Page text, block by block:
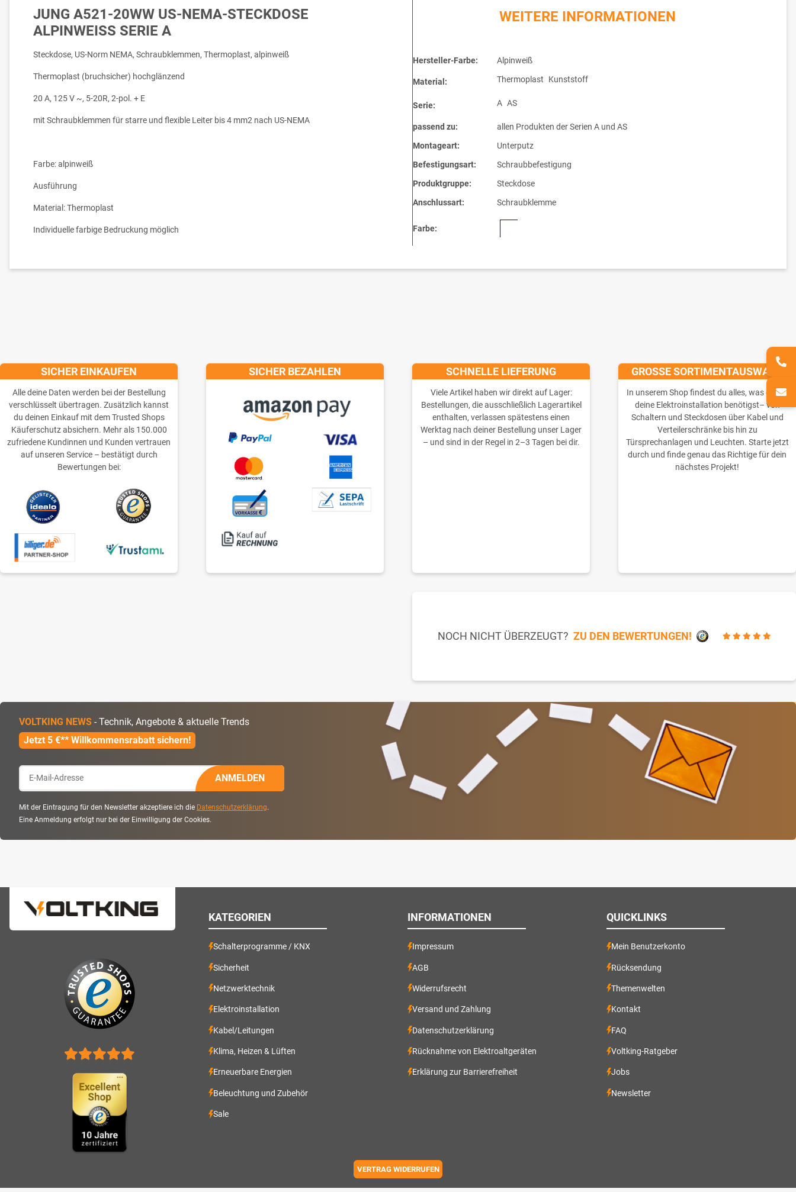
JUNG A521-20WW US-NEMA-STECKDOSE
ALPINWEISS SERIE A
Steckdose, US-Norm NEMA, Schraubklemmen, Thermoplast, alpinweiß
Thermoplast (bruchsicher) hochglänzend
20 A, 125 V ~, 5-20R, 2-pol. + E
mit Schraubklemmen für starre und flexible Leiter bis 4 mm2 nach US-NEMA
Farbe: alpinweiß
Ausführung
Material: Thermoplast
Individuelle farbige Bedruckung möglich
WEITERE INFORMATIONEN
Hersteller-Farbe: Alpinweiß
Material: Thermoplast Kunststoff
Serie: A AS
passend zu:
allen Produkten der Serien A und AS
Montageart:
Unterputz
Befestigungsart:
Schraubbefestigung
Produktgruppe:
Steckdose
Anschlussart:
Schraubklemme
Farbe:
VOLTKING NEWS - Technik, Angebote & aktuelle Trends
Jetzt 5 €** Willkommensrabatt sichern!
ANMELDEN
Mit der Eintragung für den Newsletter akzeptiere ich die Datenschutzerklärung.
Eine Anmeldung erfolgt nur bei der Einwilligung der Cookies.
SICHER EINKAUFEN
Alle deine Daten werden bei der Bestellung
verschlüsselt übertragen. Zusätzlich kannst
du deinen Einkauf mit dem Trusted Shops
Käuferschutz absichern. Mehr als 150.000
zufriedene Kundinnen und Kunden vertrauen
auf unseren Service – bestätigt durch
Bewertungen bei:
SICHER BEZAHLEN SCHNELLE LIEFERUNG
Viele Artikel haben wir direkt auf Lager:
Bestellungen, die ausschließlich Lagerartikel
enthalten, verlassen spätestens einen
Werktag nach deiner Bestellung unser Lager
– und sind in der Regel in 2–3 Tagen bei dir.
GROSSE SORTIMENTAUSWAHL
In unserem Shop findest du alles, was du für
deine Elektroinstallation benötigst– von
Schaltern und Steckdosen über Kabel und
Verteilerschränke bis hin zu
Türsprechanlagen und Leuchten. Starte jetzt
durch und finde genau das Richtige für dein
nächstes Projekt!
NOCH NICHT ÜBERZEUGT? ZU DEN BEWERTUNGEN!
KATEGORIEN
Schalterprogramme / KNX
Sicherheit
Netzwerktechnik
Elektroinstallation
Kabel/Leitungen
Klima, Heizen & Lüften
Erneuerbare Energien
Beleuchtung und Zubehör
Sale
INFORMATIONEN
Impressum
AGB
Widerrufsrecht
Versand und Zahlung
Datenschutzerklärung
Rücknahme von Elektroaltgeräten
Erklärung zur Barrierefreiheit
QUICKLINKS
Mein Benutzerkonto
Rücksendung
Themenwelten
Kontakt
FAQ
Voltking-Ratgeber
Jobs
Newsletter
VERTRAG WIDERRUFEN